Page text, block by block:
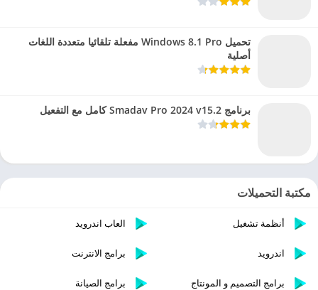
تحميل Windows 8.1 Pro مفعلة تلقائيا متعددة اللغات
أصلية
برنامج Smadav Pro 2024 v15.2 كامل مع التفعيل
مكتبة التحميلات
أنظمة تشغيل العاب اندرويد
اندرويد برامج الانترنت
برامج التصميم و المونتاج برامج الصيانة